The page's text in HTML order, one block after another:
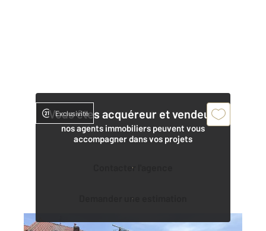
Vous êtes acquéreur et vendeur,
nos agents immobiliers peuvent vous
accompagner dans vos projets
Contacter l'agence
Demander une estimation
Exclusivité